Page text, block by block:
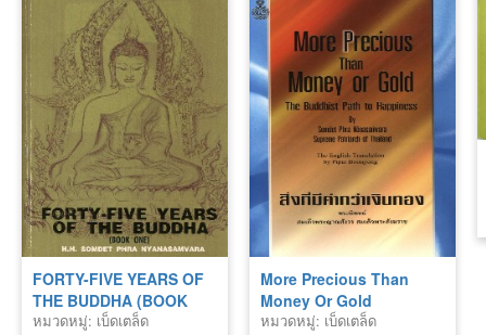
FORTY-FIVE YEARS OF
THE BUDDHA (BOOK
ONE)
หมวดหมู่: เบ็ดเตล็ด
More Precious Than
Money Or Gold
หมวดหมู่: เบ็ดเตล็ด